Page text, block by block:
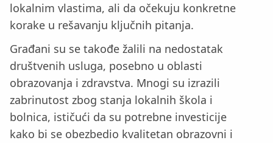
lokalnim vlastima, ali da očekuju konkretne
korake u rešavanju ključnih pitanja.
Građani su se takođe žalili na nedostatak
društvenih usluga, posebno u oblasti
obrazovanja i zdravstva. Mnogi su izrazili
zabrinutost zbog stanja lokalnih škola i
bolnica, ističući da su potrebne investicije
kako bi se obezbedio kvalitetan obrazovni i